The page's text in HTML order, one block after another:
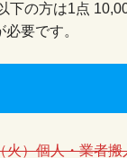
下の方は1点
要です。
火）個人・業者